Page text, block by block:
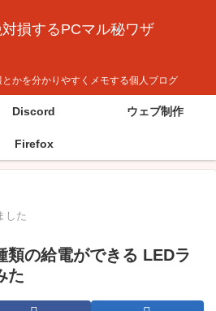
損するPCマル秘ワザ
かを分かりやすくメモする個人ブログ
Discord ウェブ制作
Firefox
した
類の給電ができる LEDラ
た